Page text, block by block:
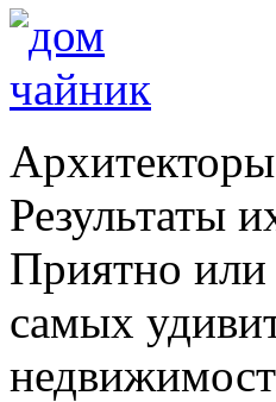
Результаты
Приятно или
самых